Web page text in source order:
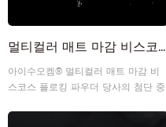
멀티컬러 매트 마감 비스코스 플로킹 파우더
아이수오켐® 멀티컬러 매트 마감 비
스코스 플로킹 파우더 당사의 첨단 중
탄 미분 입자로, 페인트와 코팅에 적용